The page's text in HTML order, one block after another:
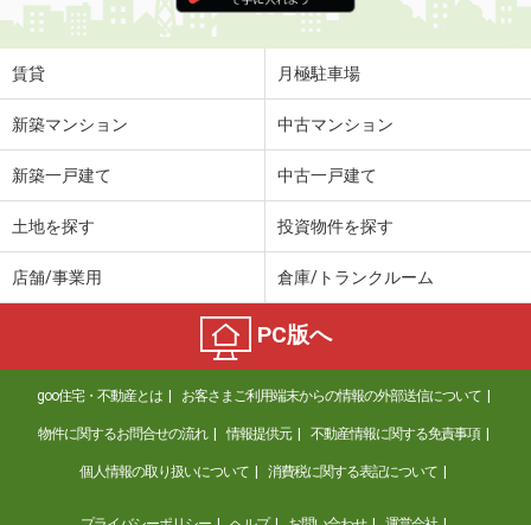
住 所
岐阜県大垣市小泉町
専有面積
岐阜県岐阜市六条南２丁目
3.70万円
岐阜県美濃加茂市加茂川町１丁目
6.60万円
住 所
岐阜県美濃加茂市加茂川町１丁目
専有面積 61.82m²
間取り
2LDK
岐阜県岐阜市水海道４丁目
賃貸 月極駐車場
新築マンション 中古マンション
新築一戸建て 中古一戸建て
土地を探す 投資物件を探す
店舗/事業用 倉庫/トランクルーム
PC版へ
goo住宅・不動産とは お客さまご利用端末からの情報の外部送信について
物件に関するお問合せの流れ 情報提供元 不動産情報に関する免責事項
個人情報の取り扱いについて 消費税に関する表記について